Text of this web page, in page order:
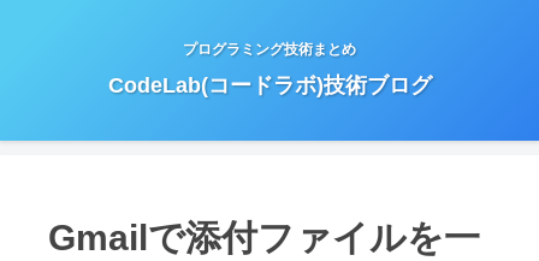
プログラミング技術まとめ
CodeLab(コードラボ)技術ブログ
Gmailで添付ファイルを一